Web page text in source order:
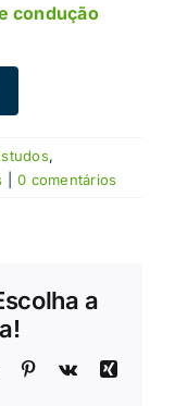
condução
,
0 comentários
a
Tumblr Pinterest
Vk
Xing